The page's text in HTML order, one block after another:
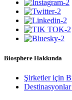
Biosphere Hakkında
Şirketler için